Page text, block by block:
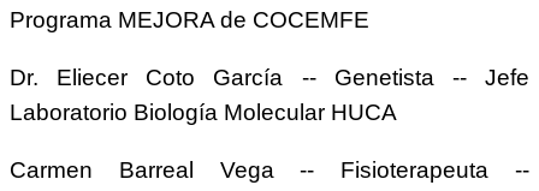
Programa MEJORA de COCEMFE
Dr. Eliecer Coto García -- Genetista -- Jefe
Laboratorio Biología Molecular HUCA
Carmen Barreal Vega -- Fisioterapeuta --